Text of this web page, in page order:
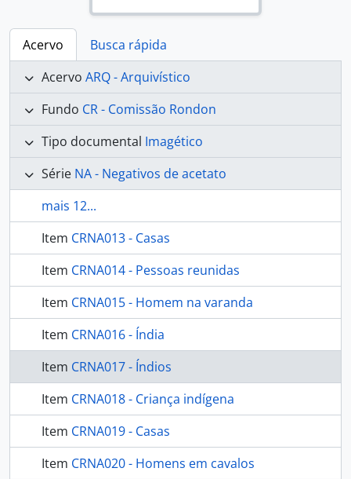
Acervo
Busca rápida
Acervo ARQ - Arquivístico
Fundo CR - Comissão Rondon
Tipo documental Imagético
Série NA - Negativos de acetato
mais 12...
Item CRNA013 - Casas
Item CRNA014 - Pessoas reunidas
Item CRNA015 - Homem na varanda
Item CRNA016 - Índia
Item CRNA017 - Índios
Item CRNA018 - Criança indígena
Item CRNA019 - Casas
Item CRNA020 - Homens em cavalos